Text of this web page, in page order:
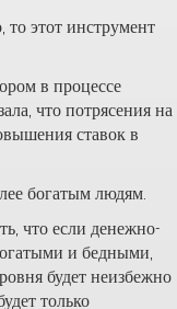
этот инструмент
в процессе
что потрясения на
ставок в
богатым людям.
что если денежно-
и бедными,
будет неизбежно
только